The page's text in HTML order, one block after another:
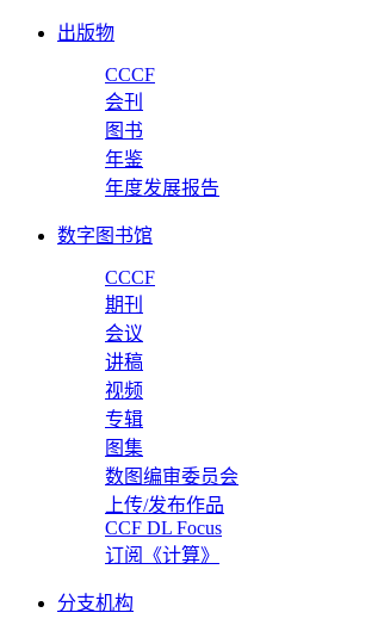
出版物
CCCF
会刊
图书
年鉴
年度发展报告
数字图书馆
CCCF
期刊
会议
讲稿
视频
专辑
图集
数图编审委员会
上传/发布作品
CCF DL Focus
订阅《计算》
分支机构